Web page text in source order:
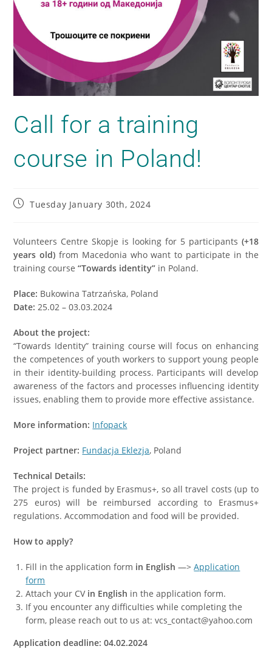
Call for a training
course in Poland!
Tuesday January 30th, 2024
Volunteers Centre Skopje is looking for 5 participants (+18
years old) from Macedonia who want to participate in the
training course“Towards identity” in Poland.
Place: Bukowina Tatrzańska, Poland
Date: 25.02 – 03.03.2024
About the project:
“Towards Identity” training course will focus on enhancing
the competences of youth workers to support young people
in their identity-building process. Participants will develop
awareness of the factors and processes influencing identity
issues, enabling them to provide more effective assistance.
More information: Infopack
Project partner: Fundacja Eklezja, Poland
Technical Details:
The project is funded by Erasmus+, so all travel costs (up to
275 euros) will be reimbursed according to Erasmus+
regulations. Accommodation and food will be provided.
How to apply?
Fill in the application form in English—>Application
form
Attach your CV in English in the application form.
If you encounter any difficulties while completing the
form, please reach out to us at: vcs_contact@yahoo.com
Application deadline: 04.02.2024